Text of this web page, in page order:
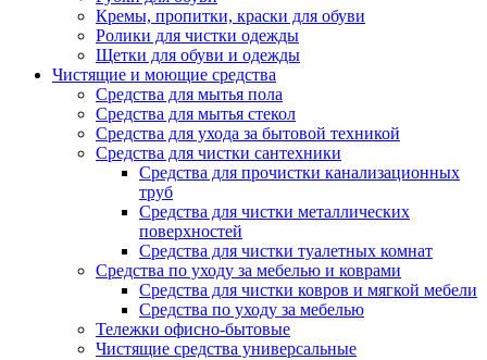
Кремы, пропитки, краски для обуви
Ролики для чистки одежды
Щетки для обуви и одежды
Чистящие и моющие средства
Средства для мытья пола
Средства для мытья стекол
Средства для ухода за бытовой техникой
Средства для чистки сантехники
Средства для прочистки канализационных
труб
Средства для чистки металлических
поверхностей
Средства для чистки туалетных комнат
Средства по уходу за мебелью и коврами
Средства для чистки ковров и мягкой мебели
Средства по уходу за мебелью
Тележки офисно-бытовые
Чистящие средства универсальные